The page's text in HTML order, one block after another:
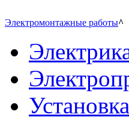
Электромонтажные работы^